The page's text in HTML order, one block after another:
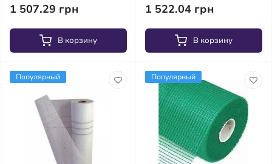
1 507.29 грн
В корзину
1 522.04 грн
В корзину
Популярный Популярный